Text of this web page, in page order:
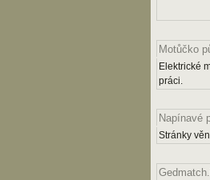
Motůčko
Elektrické
práci.
Napínavé
Stránky